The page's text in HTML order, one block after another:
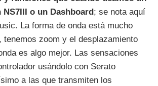
NS7III o un Dashboard ; se nota aquí
La forma de onda está mucho
tenemos zoom y el desplazamiento
es algo mejor. Las sensaciones
usándolo con Serato
a las que transmiten los